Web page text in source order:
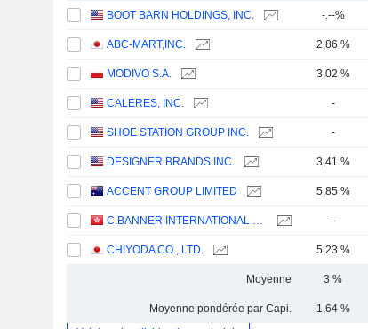
BOOT BARN HOLDINGS, INC. -.--%
ABC-MART,INC. 2,86 %
MODIVO S.A. 3,02 %
CALERES, INC. -
SHOE STATION GROUP INC. -
DESIGNER BRANDS INC. 3,41 %
ACCENT GROUP LIMITED 5,85 %
C.BANNER INTERNATIONAL HOLDINGS LIMITED -
CHIYODA CO., LTD. 5,23 %
Moyenne 3 %
Moyenne pondérée par Capi. 1,64 %